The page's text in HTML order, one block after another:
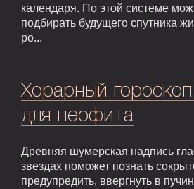
календаря. По этой системе
подбирать будущего спутника
ро...
Хорарный
для неофита
Древняя шумерская надпись
звездах поможет познать
предупредить, ввергнуть в